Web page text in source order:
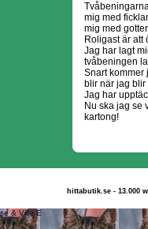
mig med
mig med
Roligast är att
Jag har lagt
tvåbeningen
Snart kommer
blir när jag blir
Jag har
Nu ska jag se
kartong!
hittabutik.se - 13.000
nogg.se & Ville E